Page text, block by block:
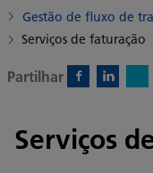
Gestão de fluxo de
Serviços de faturação
Partilhar
Serviços